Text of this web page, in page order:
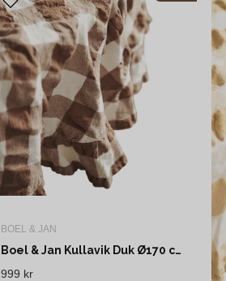
blir mjukare för varje tvätt men
helt slät. För runda bord behövs
- mät bordets diameter och lägg
fint. En löpare duk ligger längs
med underlägg istället för hel duk.
passar till allt medan färgade
Storlek
Mät bordets längd och bredd,
lagom överhäng. Vaxduk torkas
tvättas i 40-60 grader - kolla
BOEL & JAN
Boel & Jan Kullavik Duk Ø170 cm Brun
999 kr